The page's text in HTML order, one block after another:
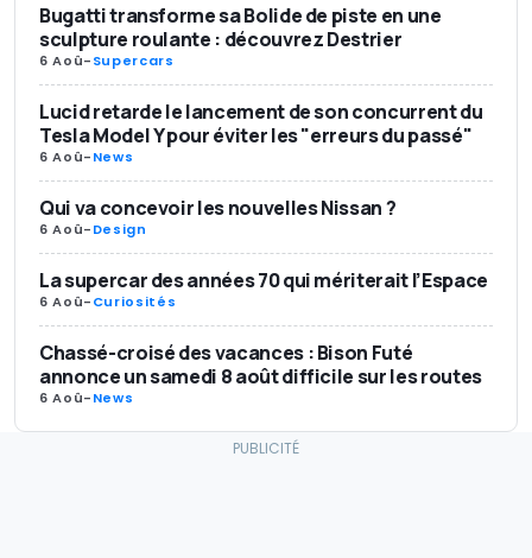
Bugatti transforme sa Bolide de piste en une
sculpture roulante : découvrez Destrier
6 Aoû-Supercars
Lucid retarde le lancement de son concurrent du
Tesla Model Y pour éviter les "erreurs du passé"
6 Aoû-News
Qui va concevoir les nouvelles Nissan ?
6 Aoû-Design
La supercar des années 70 qui mériterait l’Espace
6 Aoû-Curiosités
Chassé-croisé des vacances : Bison Futé
annonce un samedi 8 août difficile sur les routes
6 Aoû-News